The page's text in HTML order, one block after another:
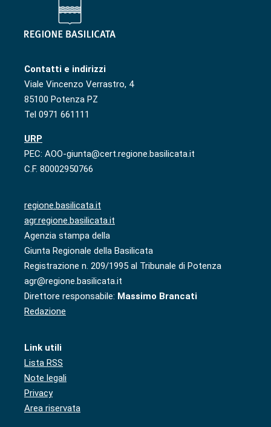
Contatti e indirizzi
Viale Vincenzo Verrastro, 4
85100 Potenza PZ
Tel 0971 661111
URP
PEC: AOO-giunta@cert.regione.basilicata.it
C.F. 80002950766
regione.basilicata.it
agr.regione.basilicata.it
Agenzia stampa della
Giunta Regionale della Basilicata
Registrazione n. 209/1995 al Tribunale di Potenza
agr@regione.basilicata.it
Direttore responsabile: Massimo Brancati
Redazione
Link utili
Lista RSS
Note legali
Privacy
Area riservata